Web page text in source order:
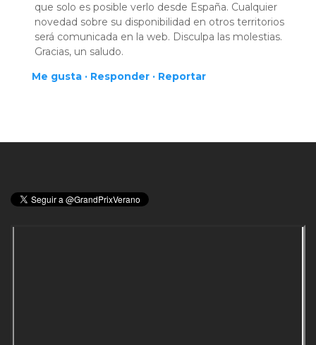
que solo es posible verlo desde España. Cualquier
novedad sobre su disponibilidad en otros territorios
será comunicada en la web. Disculpa las molestias.
Gracias, un saludo.
Me gusta · Responder · Reportar